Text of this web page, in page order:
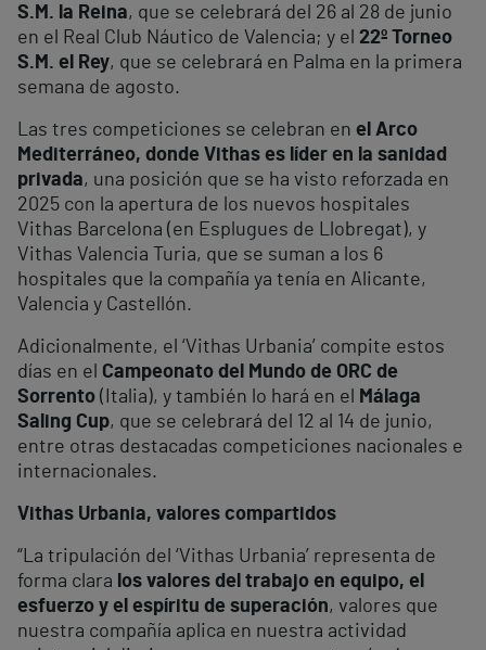
S.M. la Reina, que se celebrará del 26 al 28 de junio
en el Real Club Náutico de Valencia; y el 22º Torneo
S.M. el Rey, que se celebrará en Palma en la primera
semana de agosto.
Las tres competiciones se celebran en el Arco
Mediterráneo, donde Vithas es líder en la sanidad
privada, una posición que se ha visto reforzada en
2025 con la apertura de los nuevos hospitales
Vithas Barcelona (en Esplugues de Llobregat), y
Vithas Valencia Turia, que se suman a los 6
hospitales que la compañía ya tenía en Alicante,
Valencia y Castellón.
Adicionalmente, el ‘Vithas Urbania’ compite estos
días en el Campeonato del Mundo de ORC de
Sorrento (Italia), y también lo hará en el
Málaga
Saling Cup, que se celebrará del 12 al 14 de junio,
entre otras destacadas competiciones nacionales e
internacionales.
Vithas Urbania, valores compartidos
“La tripulación del ‘Vithas Urbania’ representa de
forma clara los valores del trabajo en equipo, el
esfuerzo y el espíritu de superación, valores que
nuestra compañía aplica en nuestra actividad